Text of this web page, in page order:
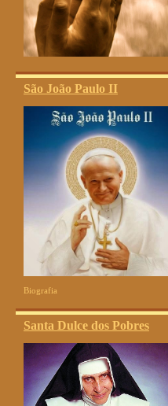
São João Paulo II
Biografia
Santa Dulce dos Pobres